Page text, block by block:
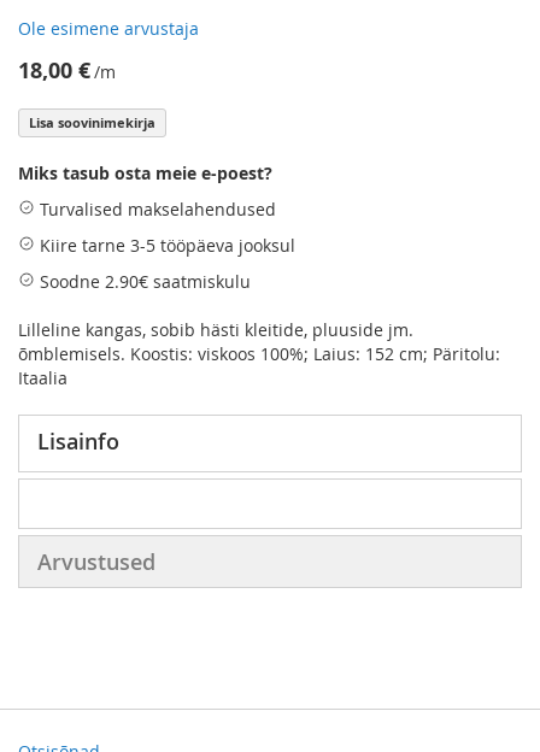
end
of
the
images
gallery
the
beginning
of
the
images
Ole esimene arvustaja
18,00 €/m
Lisa soovinimekirja
Miks tasub osta meie e-poest?
Turvalised makselahendused
Kiire tarne 3-5 tööpäeva jooksul
Soodne 2.90€ saatmiskulu
Lilleline kangas, sobib hästi kleitide, pluuside jm.
õmblemisels. Koostis: viskoos 100%; Laius: 152 cm; Päritolu:
Itaalia
Lisainfo
Arvustused